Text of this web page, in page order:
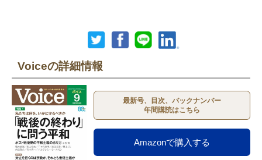
Voiceの詳細情報
最新号、目次、バックナンバー
年間購読はこちら
Amazonで購入する